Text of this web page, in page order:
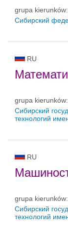
grupa kierunków:
Сибирский
RU
grupa kierunków:
Сибирский
технологий
RU
grupa kierunków:
Сибирский
технологий